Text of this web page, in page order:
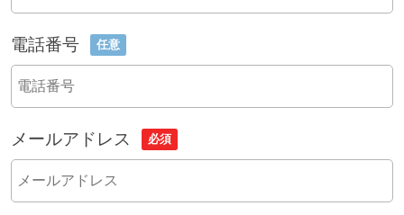
電話番号 任意
メールアドレス 必須